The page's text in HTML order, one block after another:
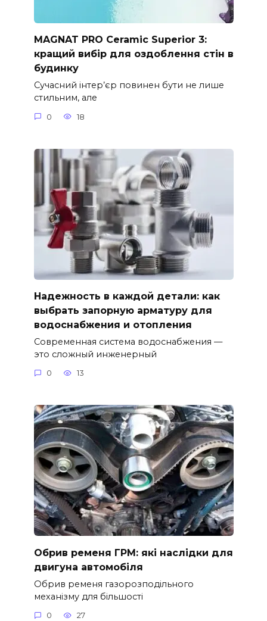
MAGNAT PRO Ceramic Superior 3:
кращий вибір для оздоблення стін в
будинку
Сучасний інтер’єр повинен бути не лише
стильним, але
0 18
Надежность в каждой детали: как
выбрать запорную арматуру для
водоснабжения и отопления
Современная система водоснабжения —
это сложный инженерный
0 13
Обрив ременя ГРМ: які наслідки для
двигуна автомобіля
Обрив ременя газорозподільного
механізму для більшості
0 27